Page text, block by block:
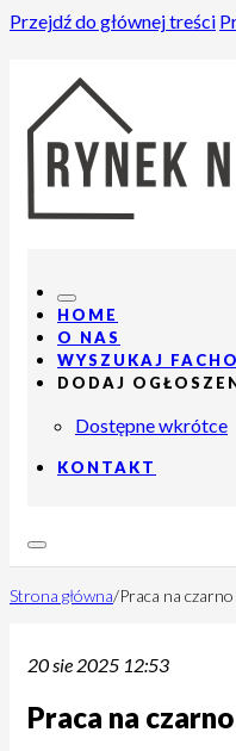
Przejdź do głównej treści
HOME
O NAS
WYSZUKAJ
DODAJ
Dostępne wkrótce
KONTAKT
Strona główna/Praca na
20 sie 2025 12:53
Praca na